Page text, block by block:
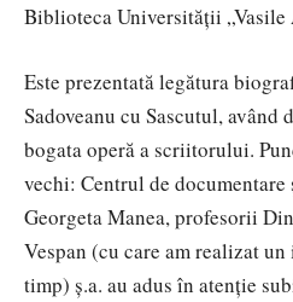
Biblioteca Universităţii „Vasile
Este prezentată legătura
Sadoveanu cu Sascutul,
bogata operă a scriitorului.
vechi: Centrul de
Georgeta Manea, profesorii
Vespan (cu care am realizat
timp) ş.a. au adus în atenţie